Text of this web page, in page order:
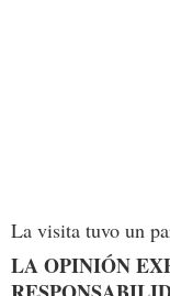
La visita tuvo un
LA OPINIÓN